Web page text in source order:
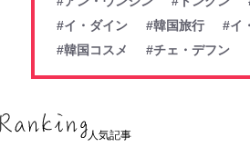
#イ・ダイン
#韓国旅行
#イ
#韓国コスメ
#チェ・デフン
人気記事